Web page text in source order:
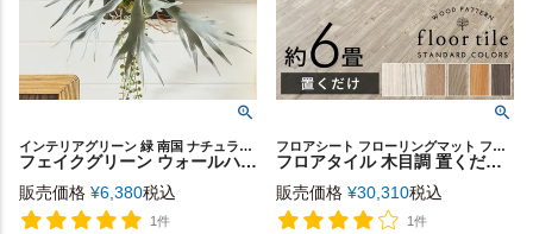
インテリアグリーン 緑 南国 ナチュラル カフェ 店舗 スタイリッシュ レストラン 装飾 フェイク グリーンリーフ プランツ アートデコレーション ガーデニング 室内装飾 プレゼント
フェイクグリーン ウォールハンギング ビカクシダ スレート ウォールアート ハンキング 吊り下げ 壁掛け アーティフィシャルプランツ フェイクプランツ 造花 人工 多肉植物 アートグリーン ディスプレイ リゾート おしゃれ 北欧 インテリア 雑貨 西海岸 [94024]
販売価格 ¥6,380税込
1件
フロアシート フローリングマット フロアマット ウッド調 賃貸
フロアタイル 木目調 置くだけ 吸着 貼ってはがせる 床材 接着剤不要 敷くだけ 72枚セット 約 6畳 [set-84250]【 ウッドカーペット シート カーペット タイル フロア フロアー フローリング マット インテリア DIY 模様替え リフォーム 簡単 リゾート 西海岸風 男前 塩系 】
販売価格 ¥30,310税込
1件